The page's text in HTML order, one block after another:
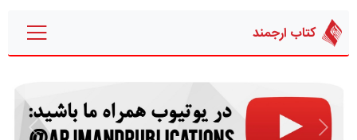
کتاب ارجمند
قبلی بعدی